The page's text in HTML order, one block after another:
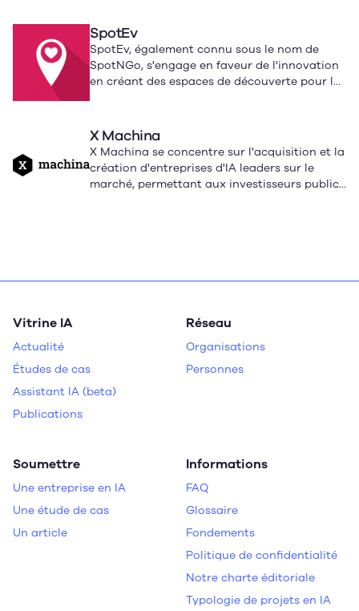
entreprises en démarrage à se développer et
à réussir.
SpotEv
SpotEv, également connu sous le nom de
SpotNGo, s'engage en faveur de l'innovation
en créant des espaces de découverte pour les
plateformes, y compris les réseaux sociaux, et
proposent du contenu à regarder, lire et
écouter. L'entreprise encourage les gens à
rester informés de leur travail en s'abonnant
à leurs mises à jour.
X Machina
X Machina se concentre sur l'acquisition et la
création d'entreprises d'IA leaders sur le
marché, permettant aux investisseurs publics
Vitrine IA
Actualité
Études de cas
Assistant IA (beta)
Publications
Réseau
Organisations
Personnes
Soumettre
Une entreprise en IA
Une étude de cas
Un article
Informations
FAQ
Glossaire
Fondements
Politique de confidentialité
Notre charte éditoriale
Typologie de projets en IA